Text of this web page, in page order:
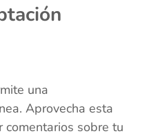
una
Aprovecha esta
sobre tu